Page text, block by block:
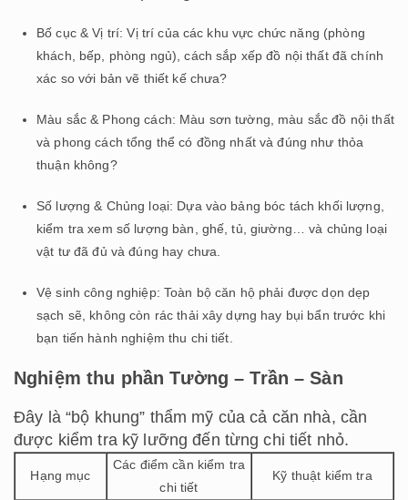
Bố cục & Vị trí: Vị trí của các khu vực chức năng (phòng
khách, bếp, phòng ngủ), cách sắp xếp đồ nội thất đã chính
xác so với bản vẽ thiết kế chưa?
Màu sắc & Phong cách: Màu sơn tường, màu sắc đồ nội thất
và phong cách tổng thể có đồng nhất và đúng như thỏa
thuận không?
Số lượng & Chủng loại: Dựa vào bảng bóc tách khối lượng,
kiểm tra xem số lượng bàn, ghế, tủ, giường… và chủng loại
vật tư đã đủ và đúng hay chưa.
Vệ sinh công nghiệp: Toàn bộ căn hộ phải được dọn dẹp
sạch sẽ, không còn rác thải xây dựng hay bụi bẩn trước khi
bạn tiến hành nghiệm thu chi tiết.
Nghiệm thu phần Tường – Trần – Sàn
Đây là “bộ khung” thẩm mỹ của cả căn nhà, cần
được kiểm tra kỹ lưỡng đến từng chi tiết nhỏ.
Hạng mục
Các điểm cần kiểm tra
chi tiết
Kỹ thuật kiểm tra